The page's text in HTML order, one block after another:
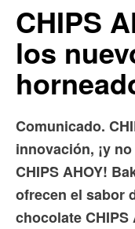
CHIPS
los
Comunicado.
innovación, ¡y
CHIPS AHOY!
ofrecen el sabor
chocolate CHIPS